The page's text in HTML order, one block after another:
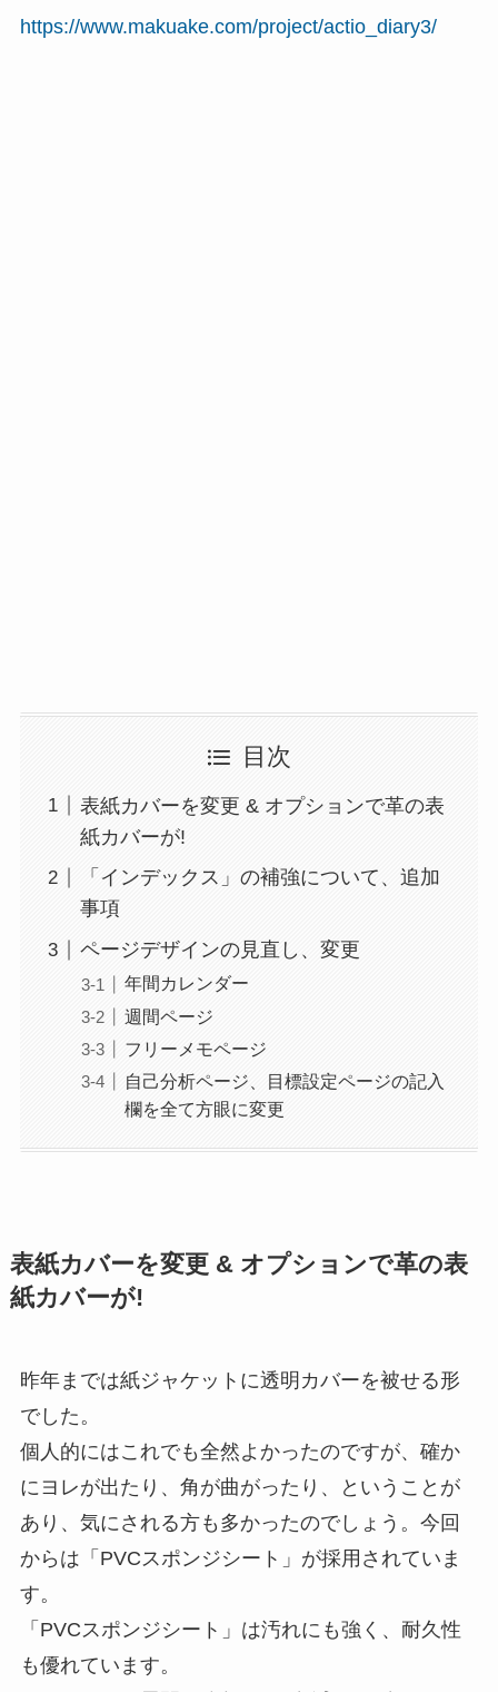
https://www.makuake.com/project/actio_diary3/
目次
表紙カバーを変更 & オプションで革の表
紙カバーが!
「インデックス」の補強について、追加
事項
ページデザインの見直し、変更
年間カレンダー
週間ページ
フリーメモページ
自己分析ページ、目標設定ページの記入
欄を全て方眼に変更
表紙カバーを変更 & オプションで革の表
紙カバーが!
昨年までは紙ジャケットに透明カバーを被せる形
でした。
個人的にはこれでも全然よかったのですが、確か
にヨレが出たり、角が曲がったり、ということが
あり、気にされる方も多かったのでしょう。今回
からは「PVCスポンジシート」が採用されていま
す。
「PVCスポンジシート」は汚れにも強く、耐久性
も優れています。